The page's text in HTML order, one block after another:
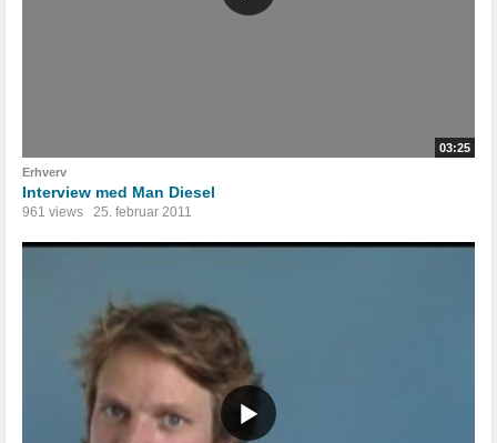
03:25
Erhverv
Interview med Man Diesel
961 views 25. februar 2011